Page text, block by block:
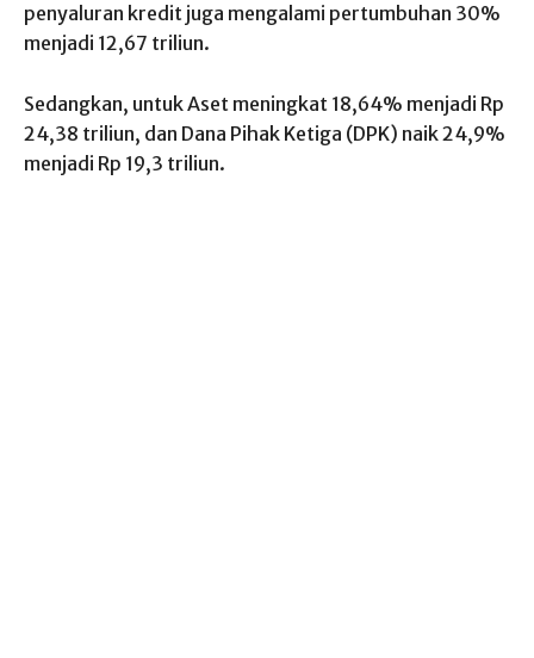
penyaluran kredit juga mengalami pertumbuhan 30%
menjadi 12,67 triliun.
Sedangkan, untuk Aset meningkat 18,64% menjadi Rp
24,38 triliun, dan Dana Pihak Ketiga (DPK) naik 24,9%
menjadi Rp 19,3 triliun.